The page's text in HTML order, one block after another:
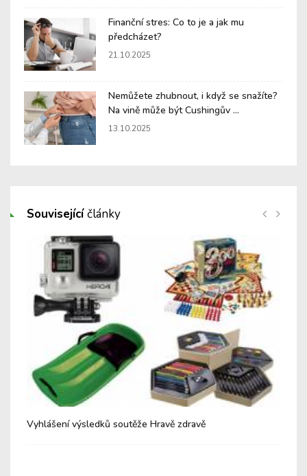
Finanční stres: Co to je a jak mu
předcházet?
21.10.2025
Nemůžete zhubnout, i když se snažíte?
Na vině může být Cushingův ...
13.10.2025
Souvisejícíčlánky
Vyhlášení výsledků soutěže Hravě zdravě